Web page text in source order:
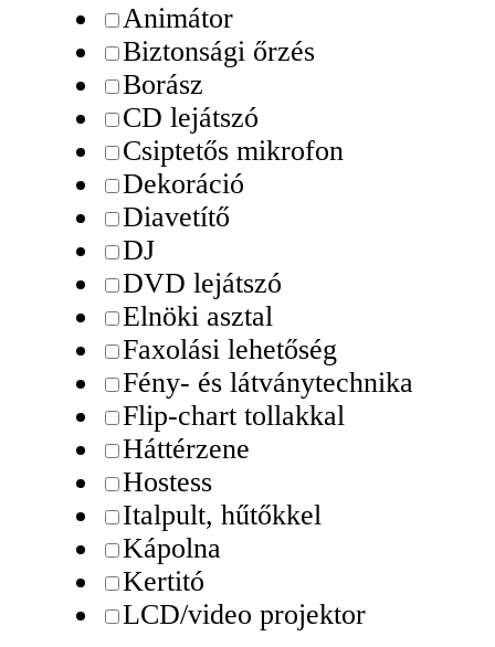
Animátor
Biztonsági őrzés
Borász
CD lejátszó
Csiptetős mikrofon
Dekoráció
Diavetítő
DJ
DVD lejátszó
Elnöki asztal
Faxolási lehetőség
Fény- és látványtechnika
Flip-chart tollakkal
Háttérzene
Hostess
Italpult, hűtőkkel
Kápolna
Kertitó
LCD/video projektor